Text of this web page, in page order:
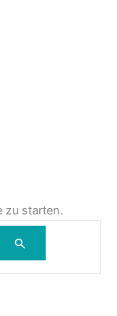
zu starten.